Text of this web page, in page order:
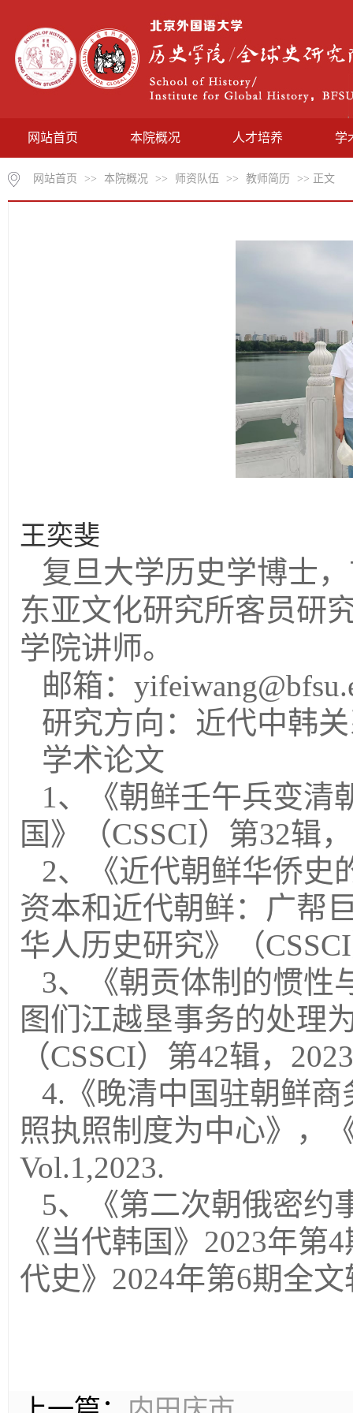
网站首页 本院概况 人才培养 学
网站首页 >> 本院概况 >> 师资队伍 >> 教师简历 >> 正文
王奕斐
复旦大学历史学博士
东亚文化研究所客员研
学院讲师。
邮箱：
研究方向：近代中韩
学术论文
1、《朝鲜壬午兵变清
国》（CSSCI）第32辑
2、《近代朝鲜华侨
资本和近代朝鲜：广帮
华人历史研究》（
3、《朝贡体制的惯
图们江越垦事务的处理
（CSSCI）第42辑，
4.《晚清中国驻朝鲜
照执照制度为中心》，
Vol.1,2023.
5、《第二次朝俄密约
《当代韩国》2023年
代史》2024年第6期全